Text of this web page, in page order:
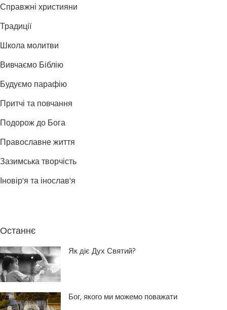
Справжні християни
Традиції
Школа молитви
Вивчаємо Біблію
Будуємо парафію
Притчі та повчання
Подорож до Бога
Православне життя
Зазимська творчість
Іновір'я та інослав'я
Останнє
Як діє Дух Святий?
Бог, якого ми можемо поважати